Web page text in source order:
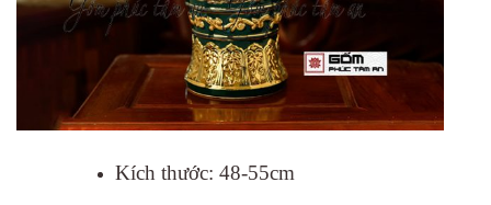
Kích thước: 48-55cm